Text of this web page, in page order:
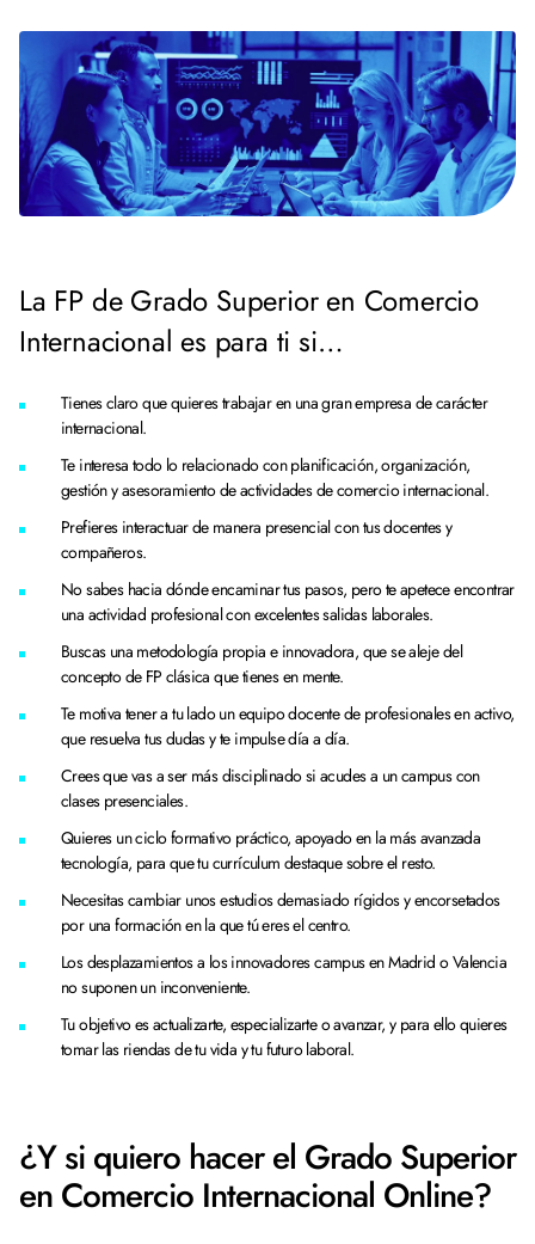
La FP de Grado Superior en Comercio
Internacional es para ti si…
Tienes claro que quieres trabajar en una gran empresa de carácter
internacional.
Te interesa todo lo relacionado con planificación, organización,
gestión y asesoramiento de actividades de comercio internacional.
Prefieres interactuar de manera presencial con tus docentes y
compañeros.
No sabes hacia dónde encaminar tus pasos, pero te apetece encontrar
una actividad profesional con excelentes salidas laborales.
Buscas una metodología propia e innovadora, que se aleje del
concepto de FP clásica que tienes en mente.
Te motiva tener a tu lado un equipo docente de profesionales en activo,
que resuelva tus dudas y te impulse día a día.
Crees que vas a ser más disciplinado si acudes a un campus con
clases presenciales.
Quieres un ciclo formativo práctico, apoyado en la más avanzada
tecnología, para que tu currículum destaque sobre el resto.
Necesitas cambiar unos estudios demasiado rígidos y encorsetados
por una formación en la que tú eres el centro.
Los desplazamientos a los innovadores campus en Madrid o Valencia
no suponen un inconveniente.
Tu objetivo es actualizarte, especializarte o avanzar, y para ello quieres
tomar las riendas de tu vida y tu futuro laboral.
¿Y si quiero hacer el Grado Superior
en Comercio Internacional Online?